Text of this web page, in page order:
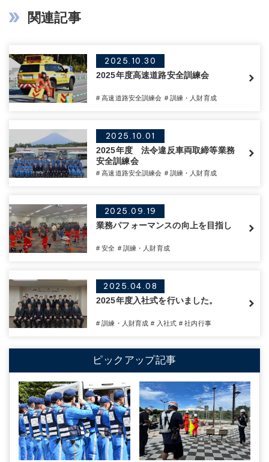
関連記事
2025.10.30
2025年度高速道路安全訓練会
# 高速道路安全訓練会 # 訓練・人財育成
2025.10.01
2025年度 法令違反車両取締等業務
安全訓練会
# 高速道路安全訓練会 # 訓練・人財育成
2025.09.19
業務パフォーマンスの向上を目指し
# 安全 # 訓練・人財育成
2025.04.08
2025年度入社式を行いました。
# 訓練・人財育成 # 入社式 # 社内行事
ピックアップ記事